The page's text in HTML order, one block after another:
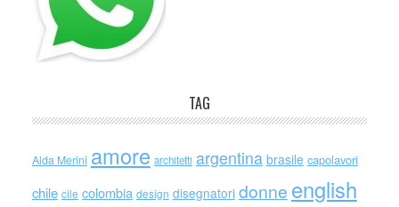
TAG
Alda Merini amore architetti argentina brasile capolavori
chile cile colombia design disegnatori donne english